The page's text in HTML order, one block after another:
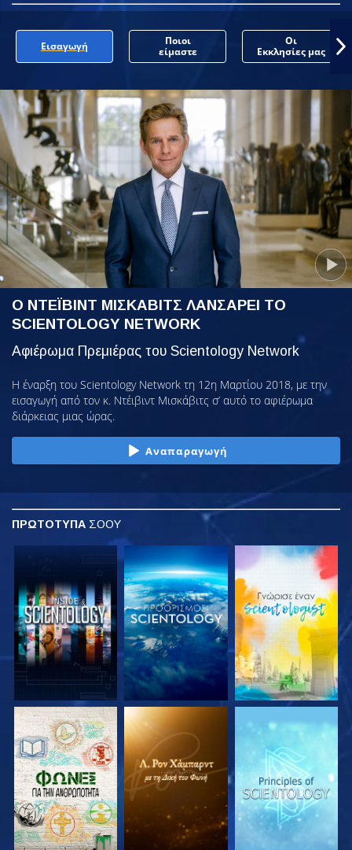
Εισαγωγή
Ποιοι
είμαστε
Οι
Εκκλησίες μας
Ο ΝΤΕΪΒΙΝΤ ΜΙΣΚΑΒΙΤΣ ΛΑΝΣΑΡΕΙ ΤΟ
SCIENTOLOGY NETWORK
Αφιέρωμα Πρεμιέρας του Scientology Network
Η έναρξη του Scientology Network τη 12η Μαρτίου 2018, με την
εισαγωγή από τον κ. Ντέιβιντ Μισκάβιτς σ’ αυτό το αφιέρωμα
διάρκειας μιας ώρας.
Αναπαραγωγή
ΠΡΩΤΟΤΥΠΑ ΣΟΟΥ
ΕΞΕΡΕΥΝΗΣΤΕ ΤΗ
ΣΕΙΡΑ
ΕΞΕΡΕΥΝΗΣΤΕ ΤΗ
ΣΕΙΡΑ
ΕΞΕΡΕΥΝΗΣΤΕ ΤΗ
ΣΕΙΡΑ